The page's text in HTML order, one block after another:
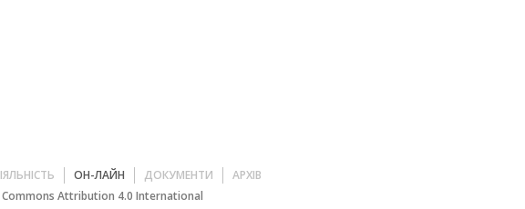
ОН-ЛАЙН ДОКУМЕНТИ
АРХІВ
Commons Attribution 4.0 International